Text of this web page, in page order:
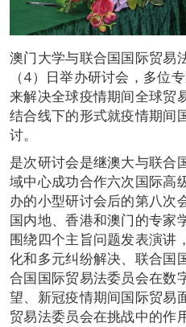
澳门大学与联合国国际贸易
（4）日举办研讨会，多位
来解决全球疫情期间全球贸
结合线下的形式就疫情期间
讨。
是次研讨会是继澳大与联合
域中心成功合作六次国际高
办的小型研讨会后的第八次
国内地、香港和澳门的专家
围绕四个主旨问题发表演讲
化和多元纠纷解决、联合国
合国国际贸易法委员会在数
望、新冠疫情期间国际贸易
贸易法委员会在挑战中的作用